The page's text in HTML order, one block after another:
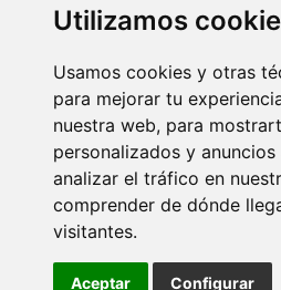
Utilizamos
Usamos cookies y otras
para mejorar tu
nuestra web, para
personalizados y
analizar el tráfico en
comprender de dónde
visitantes.
Aceptar Configurar
AVISO LEGAL POLITICA DE COOKIES
PUBLICIDAD EN LA REVISTA QUÉ LEER
SUSCRIPCIONES
Connecor